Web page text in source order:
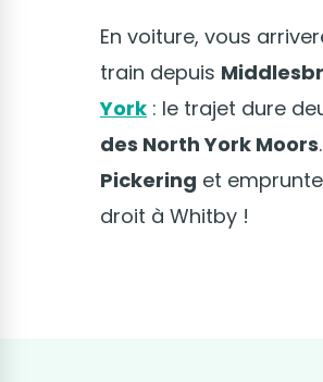
En voiture, vous
train depuis
York : le trajet dure
des North York Moors
Pickering et
droit à Whitby !